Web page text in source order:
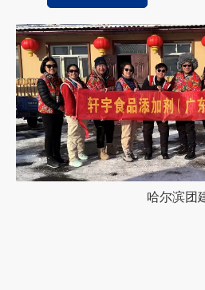
哈尔滨团